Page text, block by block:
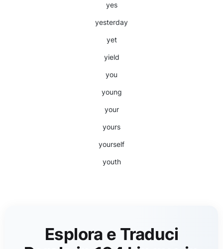
yes
yesterday
yet
yield
you
young
your
yours
yourself
youth
Esplora e Traduci